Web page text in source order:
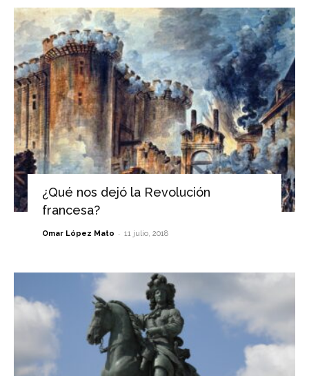
¿Qué nos dejó la Revolución
francesa?
Omar López Mato - 11 julio, 2018